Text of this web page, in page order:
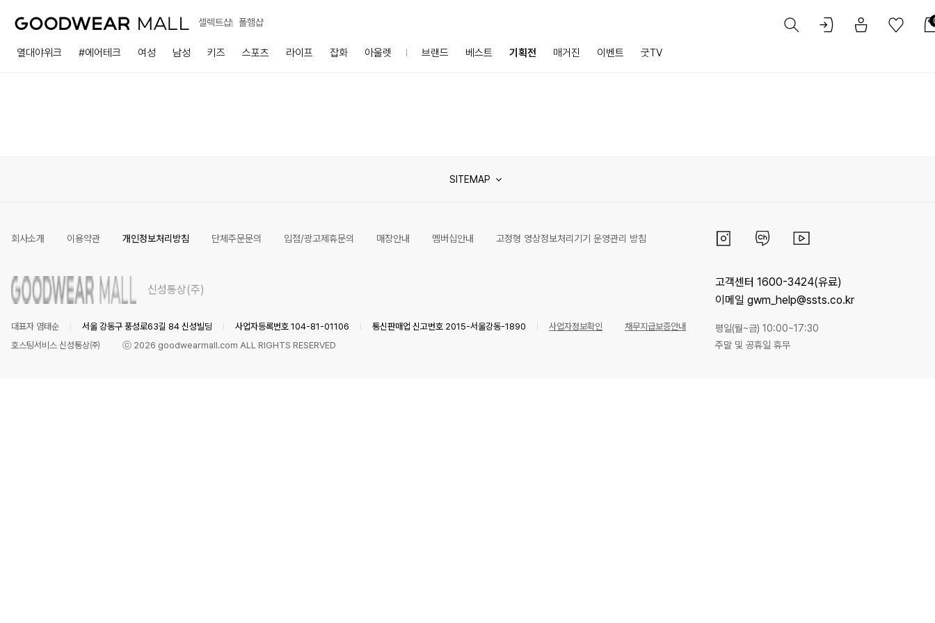
셀렉트샵 폴햄샵
열대야위크 #에어테크 여성 남성 키즈 스포츠 라이프 잡화 아울렛 브랜드 베스트 기획전 매거진 이벤트 굿TV
SITEMAP
회사소개 이용약관 개인정보처리방침 단체주문문의 입점/광고제휴문의 매장안내 멤버십안내 고정형 영상정보처리기기 운영관리 방침
신성통상(주)
대표자 염태순 서울 강동구 풍성로63길 84 신성빌딩 사업자등록번호 104-81-01106 통신판매업 신고번호 2015-서울강동-1890 사업자정보확인
채무지급보증안내
호스팅서비스 신성통상㈜
ⓒ 2026 goodwearmall.com ALL RIGHTS RESERVED
고객센터 1600-3424(유료)
이메일 gwm_help@ssts.co.kr
평일(월~금) 10:00~17:30
주말 및 공휴일 휴무